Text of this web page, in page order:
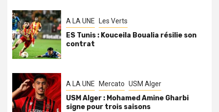
A LA UNE Les Verts
ES Tunis : Kouceila Boualia résilie son
contrat
A LA UNE Mercato USM Alger
USM Alger : Mohamed Amine Gharbi
signe pour trois saisons